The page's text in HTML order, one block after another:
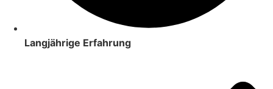
Langjährige Erfahrung